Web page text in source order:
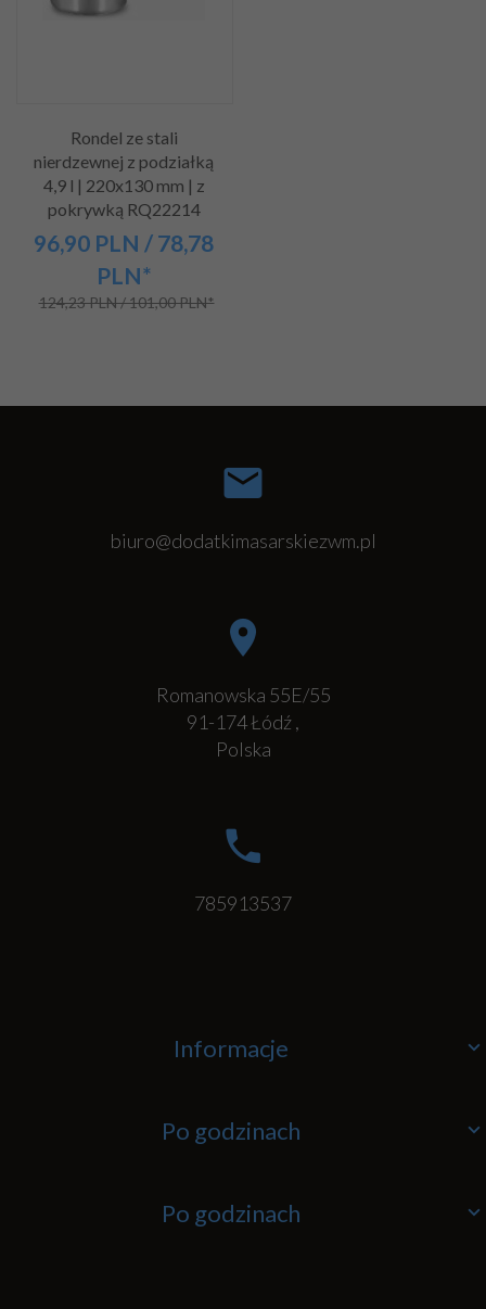
Rondel ze stali
nierdzewnej z podziałką
4,9 l | 220x130 mm | z
pokrywką RQ22214
96,90 PLN / 78,78
PLN*
124,23 PLN / 101,00 PLN*
biuro@dodatkimasarskiezwm.pl
Romanowska 55E/55
91-174Łódź,
Polska
785913537
Informacje
Po godzinach
Po godzinach